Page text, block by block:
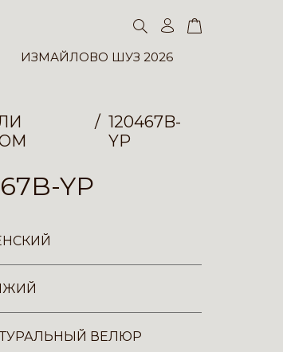
ИЗМАЙЛОВО ШУЗ 2026
120467B-
YP
YP
ВЕЛЮР